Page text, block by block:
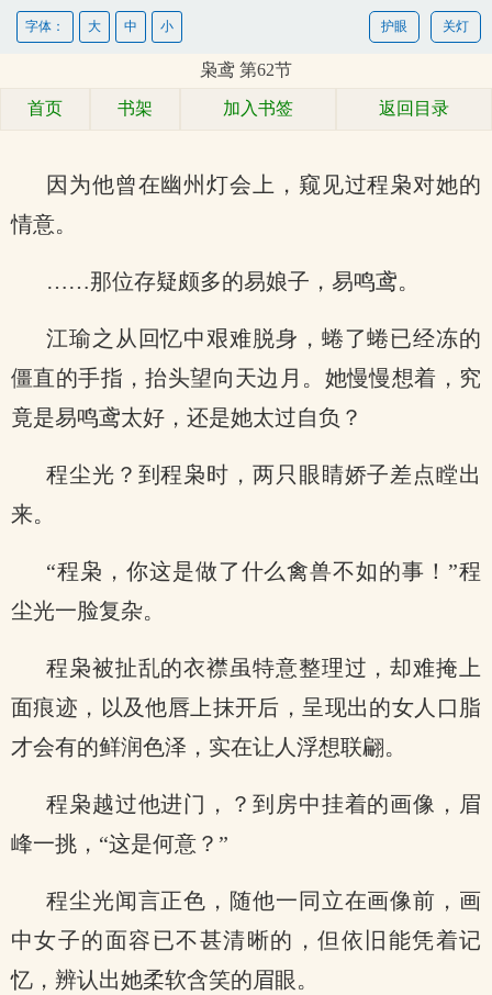
关灯
护眼
字体： 大 中 小
枭鸢 第62节
首页 书架 加入书签 返回目录
因为他曾在幽州灯会上，窥见过程枭对她的
情意。
……那位存疑颇多的易娘子，易鸣鸢。
江瑜之从回忆中艰难脱身，蜷了蜷已经冻的
僵直的手指，抬头望向天边月。她慢慢想着，究
竟是易鸣鸢太好，还是她太过自负？
程尘光？到程枭时，两只眼睛娇子差点瞠出
来。
“程枭，你这是做了什么禽兽不如的事！”程
尘光一脸复杂。
程枭被扯乱的衣襟虽特意整理过，却难掩上
面痕迹，以及他唇上抹开后，呈现出的女人口脂
才会有的鲜润色泽，实在让人浮想联翩。
程枭越过他进门，？到房中挂着的画像，眉
峰一挑，“这是何意？”
程尘光闻言正色，随他一同立在画像前，画
中女子的面容已不甚清晰的，但依旧能凭着记
忆，辨认出她柔软含笑的眉眼。